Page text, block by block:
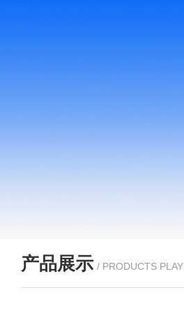
产品展示 / PRODUCTS PLAY